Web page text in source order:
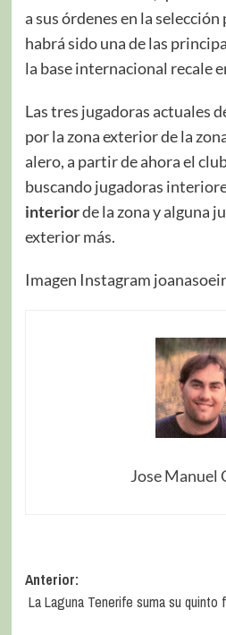
a sus órdenes en la
habrá sido una de las
la base internacional recale
Las tres jugadoras actuales
por la zona exterior de la
alero, a partir de ahora el
buscando jugadoras
interiorde la zona y alguna
exterior más.
Imagen Instagram
Jose Manuel
Anterior:
La Laguna Tenerife suma su quinto